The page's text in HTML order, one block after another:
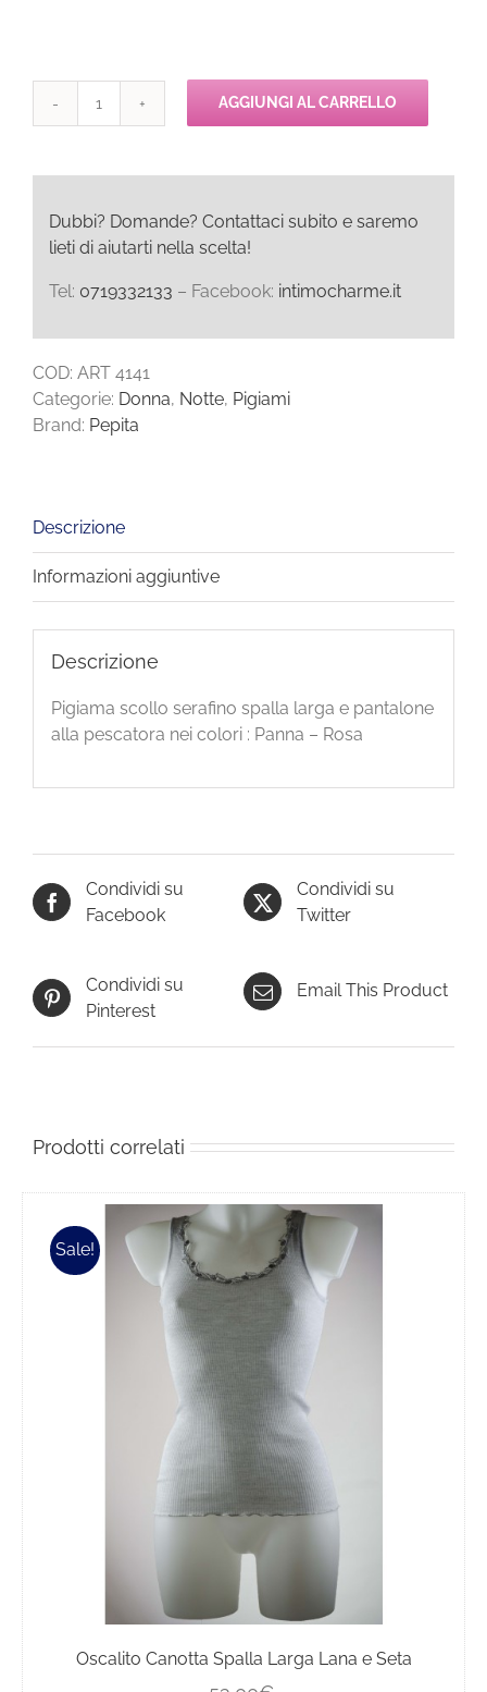
Pepita
quantità
AGGIUNGI AL CARRELLO
Dubbi? Domande? Contattaci subito e saremo
lieti di aiutarti nella scelta!
Tel: 0719332133 – Facebook: intimocharme.it
COD: ART 4141
Categorie: Donna, Notte, Pigiami
Brand: Pepita
Descrizione
Informazioni aggiuntive
Descrizione
Pigiama scollo serafino spalla larga e pantalone
alla pescatora nei colori : Panna – Rosa
Condividi su
Facebook
Condividi su
Twitter
Condividi su
Pinterest
Email This Product
Prodotti correlati
Sale!
Oscalito Canotta Spalla Larga Lana e Seta